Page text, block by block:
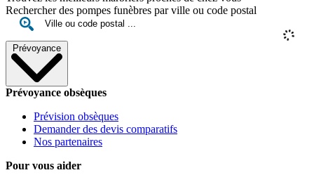
Rechercher des pompes funèbres par ville ou code postal
Prévoyance
Prévoyance obsèques
Prévision obsèques
Demander des devis comparatifs
Nos partenaires
Pour vous aider